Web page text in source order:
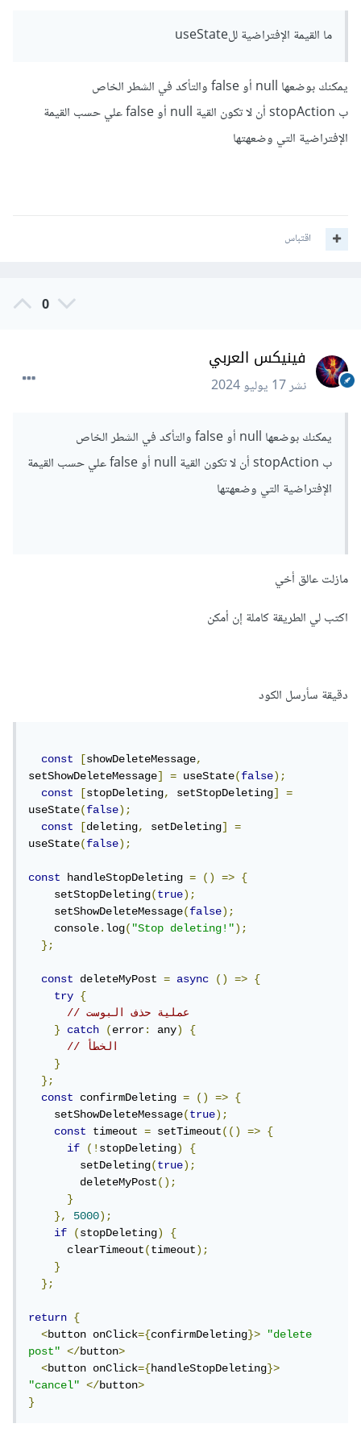
ما القيمة الإفتراضية للuseState
يمكنك بوضعها null أو false والتأكد في الشطر الخاص
ب stopAction أن لا تكون القية null أو false علي حسب القيمة
الإفتراضية التي وضعهتها
اقتباس
0
فينيكس العربي
نشر17 يوليو 2024
يمكنك بوضعها null أو false والتأكد في الشطر الخاص
ب stopAction أن لا تكون القية null أو false علي حسب القيمة
الإفتراضية التي وضعهتها
مازلت عالق أخي
اكتب لي الطريقة كاملة إن أمكن
دقيقة سأرسل الكود
const [showDeleteMessage,
setShowDeleteMessage] = useState(false);
const
[stopDeleting, setStopDeleting]
=
useState(false);
const
[deleting, setDeleting]
=
useState(false);
const handleStopDeleting = () =>
{
    setStopDeleting
(true);
    setShowDeleteMessage
(false);
    console
.log("Stop deleting!");
};
const deleteMyPost = async () =>
{
try
{
// عملية حذف البوست
}
catch (error: any)
{
// الخطأ
}
};
const
confirmDeleting = () =>
{
    setShowDeleteMessage
(true);
const
timeout = setTimeout(() =>
{
if
(!stopDeleting)
{
        setDeleting
(true);
        deleteMyPost
();
}
},
5000);
if
(stopDeleting)
{
      clearTimeout
(timeout);
}
};
return
{
<button onClick={confirmDeleting}>
"delete
post"
</button>
<button onClick={handleStopDeleting}>
"cancel"
</button>
}